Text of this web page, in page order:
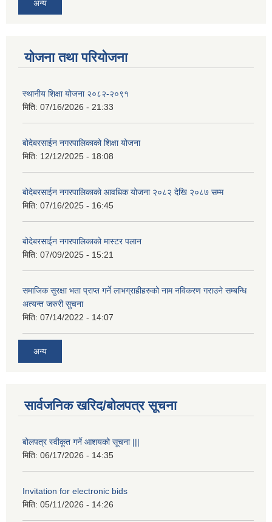
अन्य
योजना तथा परियोजना
स्थानीय शिक्षा योजना २०८२-२०९१
मिति: 07/16/2026 - 21:33
बोदेबरसाईन नगरपालिकाको शिक्षा योजना
मिति: 12/12/2025 - 18:08
बोदेबरसाईन नगरपालिकाको आवधिक योजना २०८२ देखि २०८७ सम्म
मिति: 07/16/2025 - 16:45
बोदेबरसाईन नगरपालिकाको मास्टर पलान
मिति: 07/09/2025 - 15:21
समाजिक सुरक्षा भता प्राप्त गर्ने लाभग्राहीहरुको नाम नविकरण गराउने सम्बन्धि
अत्यन्त जरुरी सुचना
मिति: 07/14/2022 - 14:07
अन्य
सार्वजनिक खरिद/बोलपत्र सूचना
बोलपत्र स्वीकूत गर्ने आशयको सूचना |||
मिति: 06/17/2026 - 14:35
Invitation for electronic bids
मिति: 05/11/2026 - 14:26